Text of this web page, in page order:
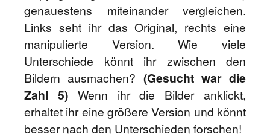
genauestens miteinander vergleichen.
Links seht ihr das Original, rechts eine
manipulierte Version. Wie viele
Unterschiede könnt ihr zwischen den
Bildern ausmachen? (Gesucht war die
Zahl 5)Wenn ihr die Bilder anklickt,
erhaltet ihr eine größere Version und könnt
besser nach den Unterschieden forschen!